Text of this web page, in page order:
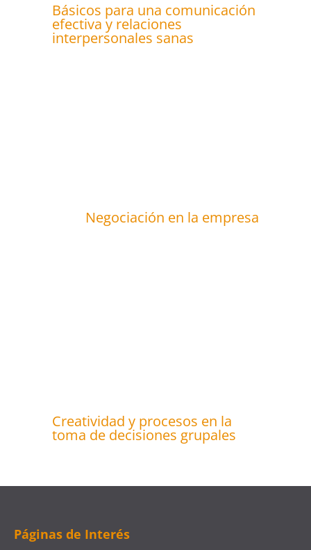
Básicos para una comunicación
efectiva y relaciones
interpersonales sanas
Negociación en la empresa
Creatividad y procesos en la
toma de decisiones grupales
Páginas de Interés